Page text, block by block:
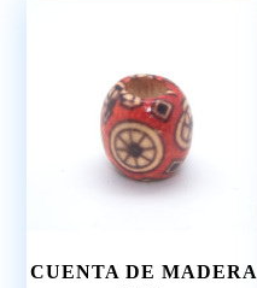
CUENTA DE MADERA